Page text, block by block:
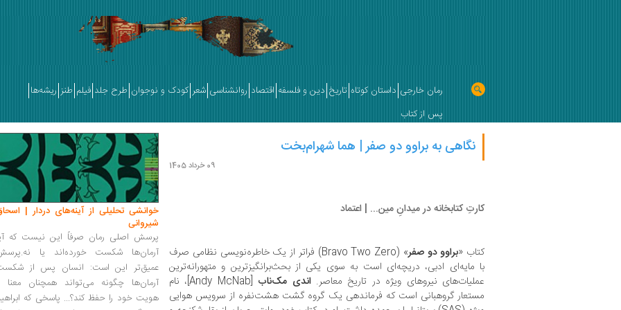
رمان خارجی داستان کوتاه تاریخ دین و فلسفه اقتصاد روانشناسی شعر کودک و نوجوان طرح جلد فیلم طنز ریشه‌ها
پس از کتاب
نگاهی به براوو دو صفر | هما شهرام‌بخت
09 خرداد 1405
کارتِ کتابخانه در میدانِ مین... | اعتماد
کتاب «براوو دو صفر
» (Bravo Two Zero) فراتر از یک خاطره‌نویسی نظامی صرف
با مایه‌ای ادبی، دریچه‌ای است به سوی یکی از بحث‌برانگیزترین و متهورانه‌ترین
عملیات‌های نیروهای ویژه در تاریخ معاصر.اندی مک‌ناب
[Andy McNab]، نام
مستعار گروهبانی است که فرماندهی یک گروه گشت هشت‌نفره از سرویس هوایی
خوانشی تحلیلی از آینه‌های دردار |
شیروانی
پرسش اصلی رمان صرفاً این نیست که
آرمان‌ها شکست خورده‌اند یا
عمیق‌تر این است: انسان پس از
آرمان‌ها چگونه می‌تواند همچنان معنا
هویت خود را حفظ کند؟... پاسخی که